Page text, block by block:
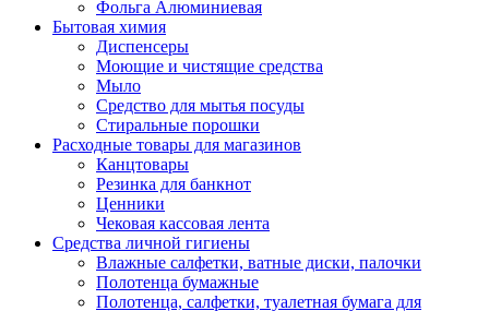
Фольга Алюминиевая
Бытовая химия
Диспенсеры
Моющие и чистящие средства
Мыло
Средство для мытья посуды
Стиральные порошки
Расходные товары для магазинов
Канцтовары
Резинка для банкнот
Ценники
Чековая кассовая лента
Средства личной гигиены
Влажные салфетки, ватные диски, палочки
Полотенца бумажные
Полотенца, салфетки, туалетная бумага для